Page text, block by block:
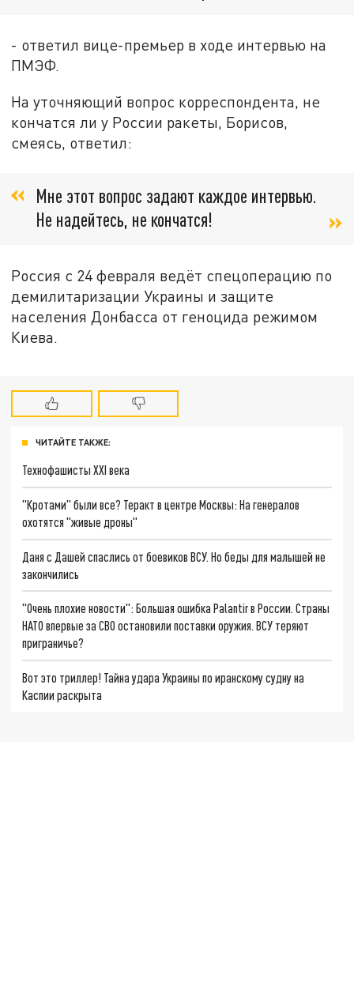
- ответил вице-премьер в ходе интервью на
ПМЭФ.
На уточняющий вопрос корреспондента, не
кончатся ли у России ракеты, Борисов,
смеясь, ответил:
Мне этот вопрос задают каждое интервью.
Не надейтесь, не кончатся!
Россия с 24 февраля ведёт спецоперацию по
демилитаризации Украины и защите
населения Донбасса от геноцида режимом
Киева.
ЧИТАЙТЕ ТАКЖЕ:
Технофашисты XXI века
"Кротами" были все? Теракт в центре Москвы: На генералов
охотятся "живые дроны"
Даня с Дашей спаслись от боевиков ВСУ. Но беды для малышей не
закончились
"Очень плохие новости": Большая ошибка Palantir в России. Страны
НАТО впервые за СВО остановили поставки оружия. ВСУ теряют
приграничье?
Вот это триллер! Тайна удара Украины по иранскому судну на
Каспии раскрыта